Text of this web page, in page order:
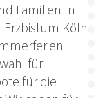
Familien In
Köln
für
für die